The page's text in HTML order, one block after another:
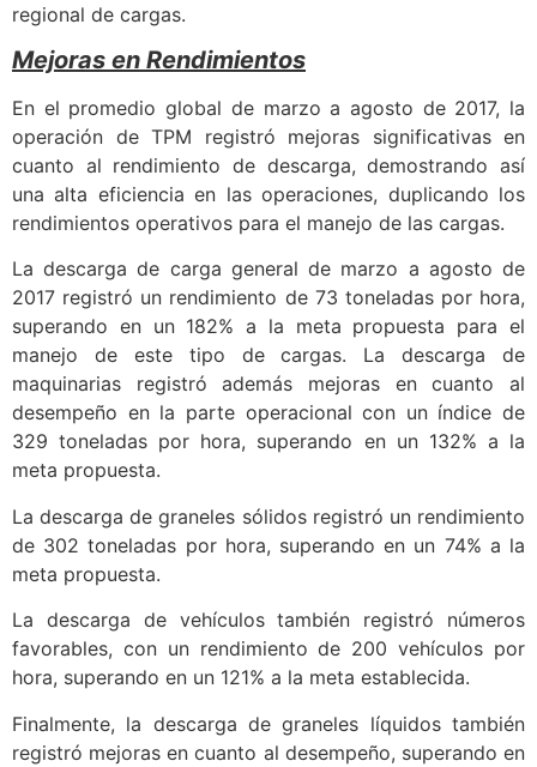
regional de cargas.
Mejoras en Rendimientos
En el promedio global de marzo a agosto de 2017, la
operación de TPM registró mejoras significativas en
cuanto al rendimiento de descarga, demostrando así
una alta eficiencia en las operaciones, duplicando los
rendimientos operativos para el manejo de las cargas.
La descarga de carga general de marzo a agosto de
2017 registró un rendimiento de 73 toneladas por hora,
superando en un 182% a la meta propuesta para el
manejo de este tipo de cargas. La descarga de
maquinarias registró además mejoras en cuanto al
desempeño en la parte operacional con un índice de
329 toneladas por hora, superando en un 132% a la
meta propuesta.
La descarga de graneles sólidos registró un rendimiento
de 302 toneladas por hora, superando en un 74% a la
meta propuesta.
La descarga de vehículos también registró números
favorables, con un rendimiento de 200 vehículos por
hora, superando en un 121% a la meta establecida.
Finalmente, la descarga de graneles líquidos también
registró mejoras en cuanto al desempeño, superando en